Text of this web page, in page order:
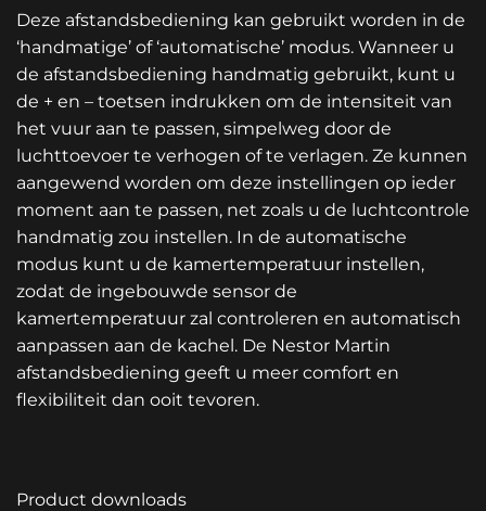
Deze afstandsbediening kan gebruikt worden in de
‘handmatige’ of ‘automatische’ modus. Wanneer u
de afstandsbediening handmatig gebruikt, kunt u
de + en – toetsen indrukken om de intensiteit van
het vuur aan te passen, simpelweg door de
luchttoevoer te verhogen of te verlagen. Ze kunnen
aangewend worden om deze instellingen op ieder
moment aan te passen, net zoals u de luchtcontrole
handmatig zou instellen. In de automatische
modus kunt u de kamertemperatuur instellen,
zodat de ingebouwde sensor de
kamertemperatuur zal controleren en automatisch
aanpassen aan de kachel. De Nestor Martin
afstandsbediening geeft u meer comfort en
flexibiliteit dan ooit tevoren.
Product downloads